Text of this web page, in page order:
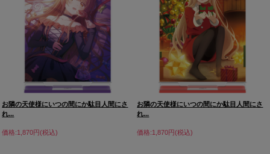
お隣の天使様にいつの間にか駄目人間にさ
れ...
価格:1,870円(税込)
お隣の天使様にいつの間にか駄目人間にさ
れ...
価格:1,870円(税込)